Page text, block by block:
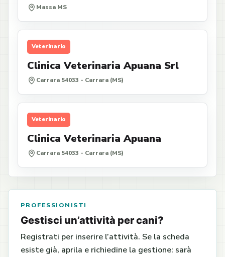
Massa MS
Veterinario
Clinica Veterinaria Apuana Srl
Carrara 54033 - Carrara (MS)
Veterinario
Clinica Veterinaria Apuana
Carrara 54033 - Carrara (MS)
PROFESSIONISTI
Gestisci un’attività per cani?
Registrati per inserire l’attività. Se la scheda
esiste già, aprila e richiedine la gestione: sarà